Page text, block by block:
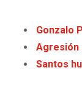
Gonzalo
Agresión
Santos